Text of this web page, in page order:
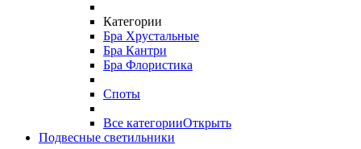
Категории
Бра Хрустальные
Бра Кантри
Бра Флористика
Споты
Все категорииОткрыть
Подвесные светильники